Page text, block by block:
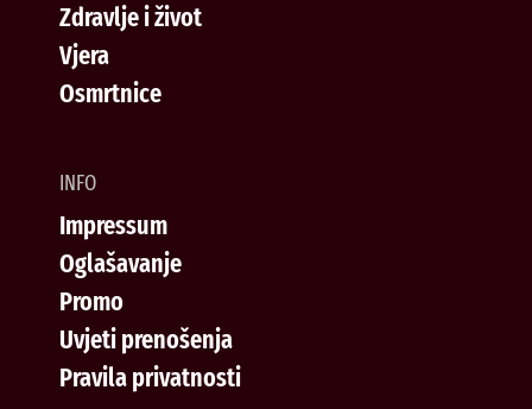
Zdravlje i život
Vjera
Osmrtnice
INFO
Impressum
Oglašavanje
Promo
Uvjeti prenošenja
Pravila privatnosti